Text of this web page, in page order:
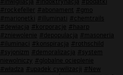
#rockefeller #abonament #gmo
#marionetki #illuminati #chemtrails
#dewiacja #korporacje #haarp
#zniewolenie #depopulacja #masoneria
#iluminaci #konspiracja #rothschild
#syjonizm #demoralizacja #system
niewolniczy #globalne ocieplenie
#władza #upadek cywilizacji #New